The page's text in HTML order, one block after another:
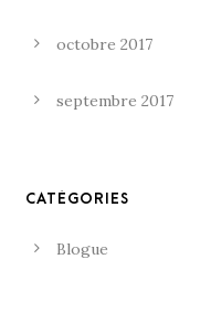
octobre 2017
septembre 2017
CATÉGORIES
Blogue